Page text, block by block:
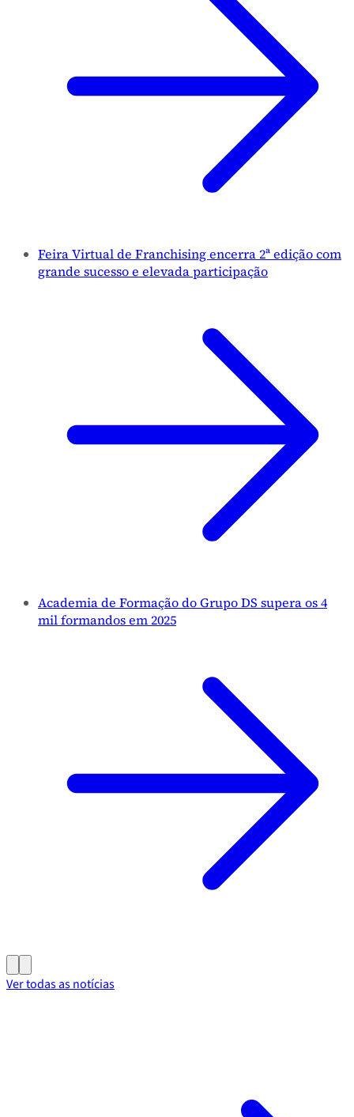
Feira Virtual de Franchising encerra 2ª edição com
grande sucesso e elevada participação
Academia de Formação do Grupo DS supera os 4
mil formandos em 2025
Ver todas as notícias